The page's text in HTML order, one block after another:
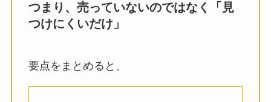
つまり、売っていないのではなく「見
つけにくいだけ」
要点をまとめると、